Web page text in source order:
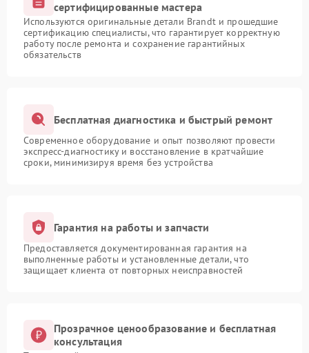
сертифицированные мастера
Используются оригинальные детали Brandt и прошедшие
сертификацию специалисты, что гарантирует корректную
работу после ремонта и сохранение гарантийных
обязательств
Бесплатная диагностика и быстрый ремонт
Современное оборудование и опыт позволяют провести
экспресс-диагностику и восстановление в кратчайшие
сроки, минимизируя время без устройства
Гарантия на работы и запчасти
Предоставляется документированная гарантия на
выполненные работы и установленные детали, что
защищает клиента от повторных неисправностей
Прозрачное ценообразование и бесплатная
консультация